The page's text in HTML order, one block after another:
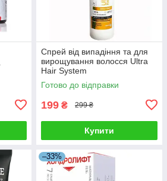
Спрей від випадіння та для
вирощування волосся Ultra
Hair System
Готово до відправки
199 ₴ 299 ₴
Купити
–33%